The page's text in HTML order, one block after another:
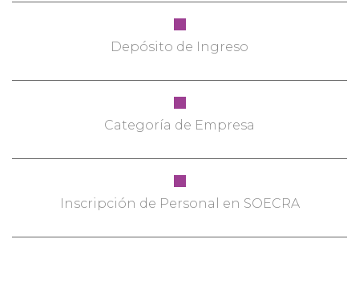
Depósito de Ingreso
Categoría de Empresa
Inscripción de Personal en SOECRA